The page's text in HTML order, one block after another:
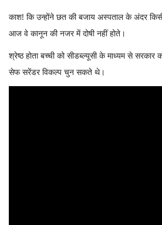
काश! कि उन्होंने छत की बजाय अस्पताल के अंदर
आज वे कानून की नजर में दोषी नहीं होते।
श्रेष्ठ होता बच्ची को सीडब्ल्यूसी के माध्यम से सरकार
सेफ सरेंडर विकल्प चुन सकते थे।